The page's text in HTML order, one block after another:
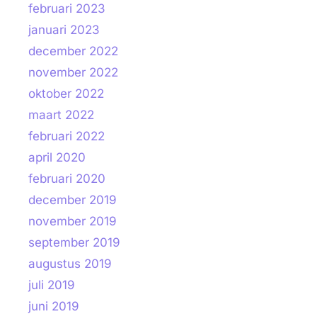
februari 2023
januari 2023
december 2022
november 2022
oktober 2022
maart 2022
februari 2022
april 2020
februari 2020
december 2019
november 2019
september 2019
augustus 2019
juli 2019
juni 2019